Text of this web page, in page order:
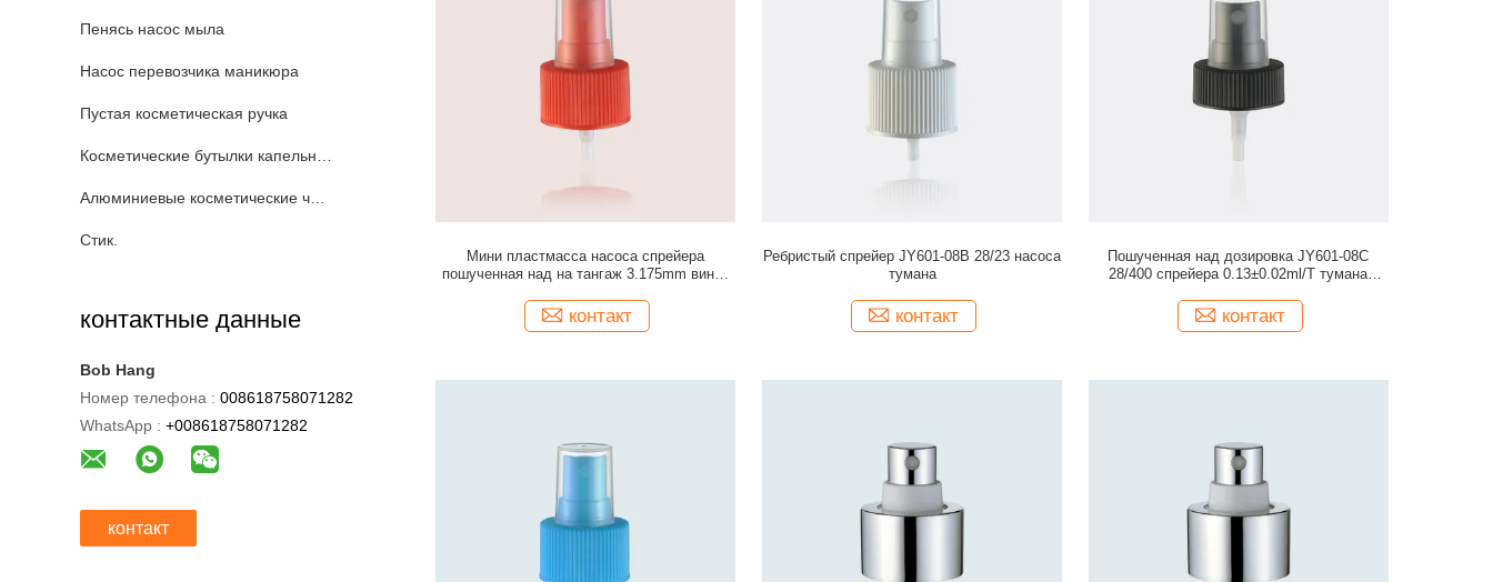
Пенясь насос мыла
Насос перевозчика маникюра
Пустая косметическая ручка
Косметические бутылки капельницы
Алюминиевые косметические части
Стик.
контактные данные
Bob Hang
Номер телефона : 008618758071282
WhatsApp : +008618758071282
контакт
Мини пластмасса насоса спрейера
пошученная над на тангаж 3.175mm винта
контакт
Ребристый спрейер JY601-08B 28/23 насоса
тумана
контакт
Пошученная над дозировка JY601-08C
28/400 спрейера 0.13±0.02ml/T тумана
контакт